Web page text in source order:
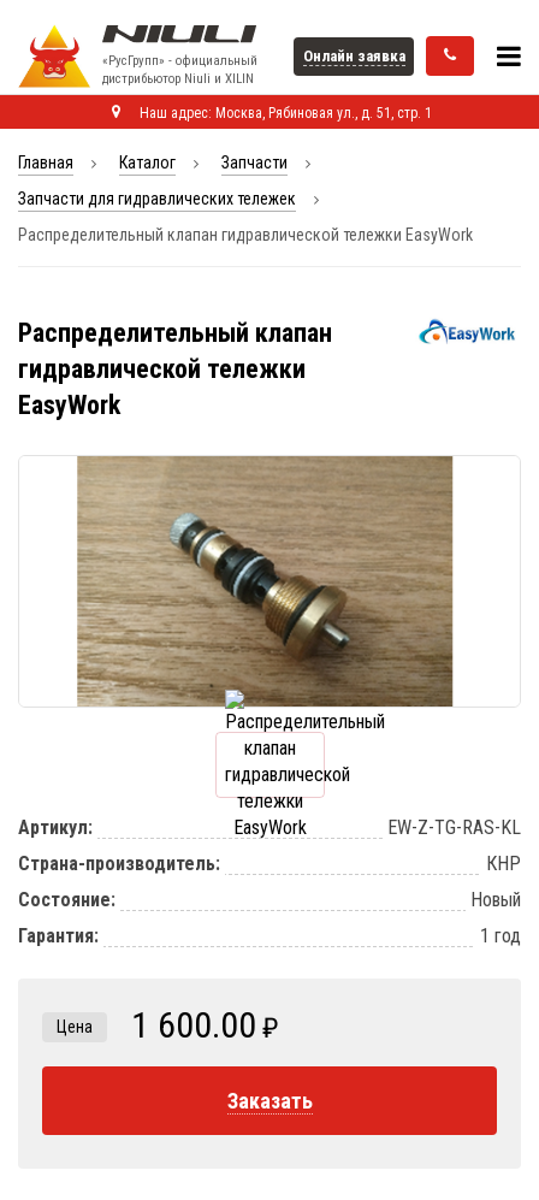
«РусГрупп» - официальный
диcтрибьютор Niuli и XILIN
Онлайн заявка
Наш адрес: Москва, Рябиновая ул., д. 51, стр. 1
Главная Каталог
Запчасти
Запчасти для гидравлических тележек
Распределительный клапан гидравлической тележки EasyWork
Распределительный клапан
гидравлической тележки
EasyWork
Артикул:
EW-Z-TG-RAS-KL
Страна-производитель:
КНР
Состояние:
Новый
Гарантия:
1 год
Цена 1 600.00 ₽
Заказать